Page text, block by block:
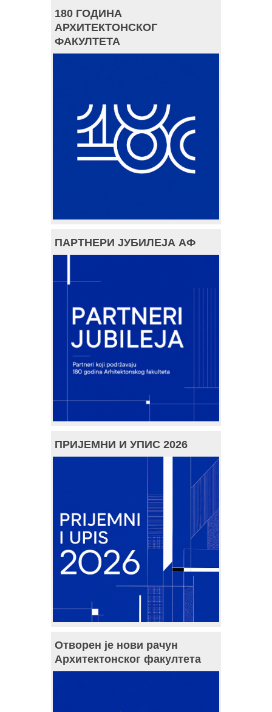
180 ГОДИНА
АРХИТЕКТОНСКОГ
ФАКУЛТЕТА
ПАРТНЕРИ ЈУБИЛЕЈА АФ
ПРИЈЕМНИ И УПИС 2026
Отворен је нови рачун
Архитектонског факултета